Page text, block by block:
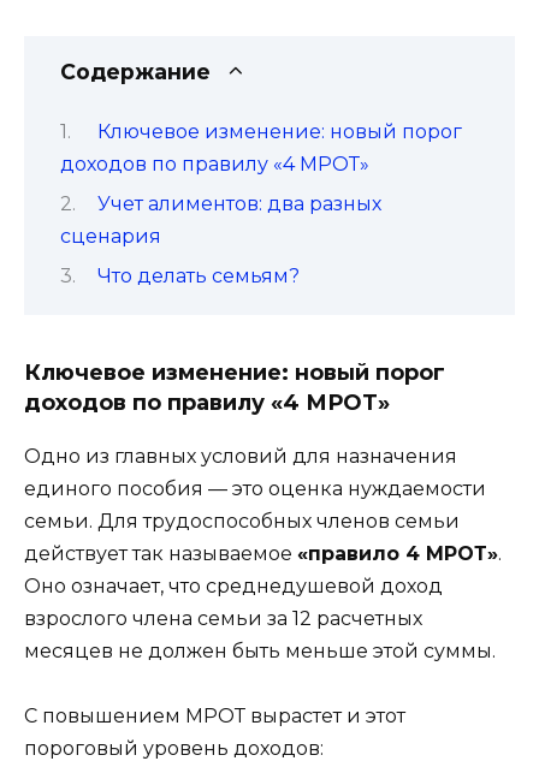
Содержание
Ключевое изменение: новый порог
доходов по правилу «4 МРОТ»
Учет алиментов: два разных
сценария
Что делать семьям?
Ключевое изменение: новый порог
доходов по правилу «4 МРОТ»
Одно из главных условий для назначения
единого пособия — это оценка нуждаемости
семьи. Для трудоспособных членов семьи
действует так называемое «правило 4 МРОТ».
Оно означает, что среднедушевой доход
взрослого члена семьи за 12 расчетных
месяцев не должен быть меньше этой суммы.
С повышением МРОТ вырастет и этот
пороговый уровень доходов: